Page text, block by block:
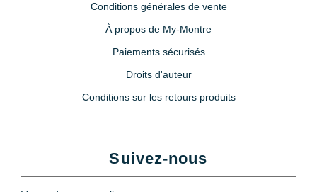
Conditions générales de vente
À propos de My-Montre
Paiements sécurisés
Droits d'auteur
Conditions sur les retours produits
Suivez-nous